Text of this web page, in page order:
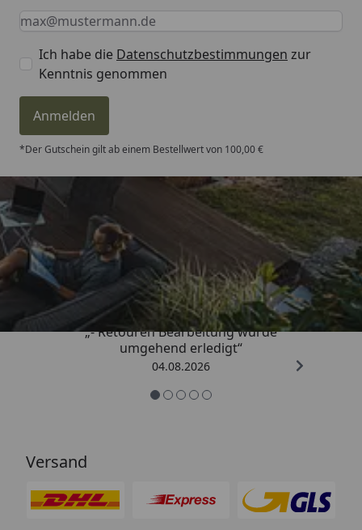
Keine Eingabe erforderlich
Eingabe erforderlich
E-Mail *
Ich habe die Datenschutzbestimmungen zur
Kenntnis genommen
Anmelden
*Der Gutschein gilt ab einem Bestellwert von 100,00 €
Trusted Shops
4,81/ 5
„- Retouren Bearbeitung wurde
umgehend erledigt“
04.08.2026
Versand